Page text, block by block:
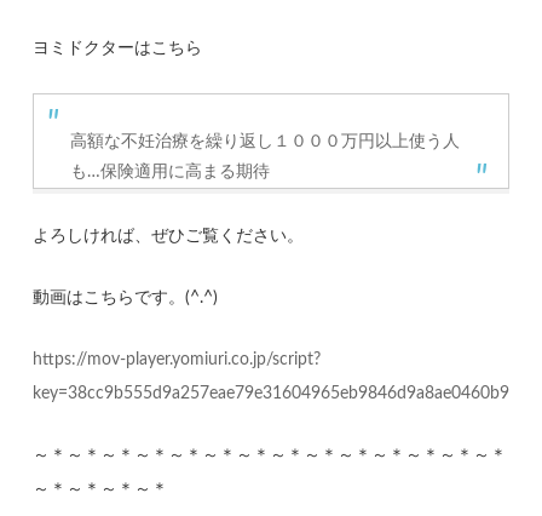
ヨミドクターはこちら
高額な不妊治療を繰り返し１０００万円以上使う人
も…保険適用に高まる期待
よろしければ、ぜひご覧ください。
動画はこちらです。(^.^)
https://mov-player.yomiuri.co.jp/script?
～＊～＊～＊～＊～＊～＊～＊～＊～＊～＊～＊～＊～＊～＊
～＊～＊～＊～＊